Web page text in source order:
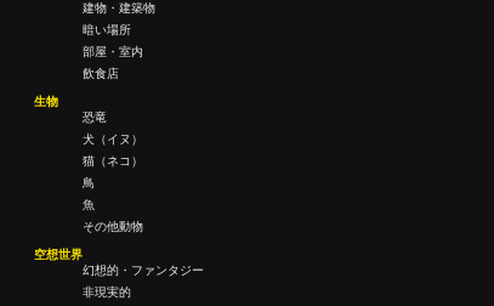
建物・建築物
暗い場所
部屋・室内
飲食店
生物
恐竜
犬（イヌ）
猫（ネコ）
鳥
魚
その他動物
空想世界
幻想的・ファンタジー
非現実的